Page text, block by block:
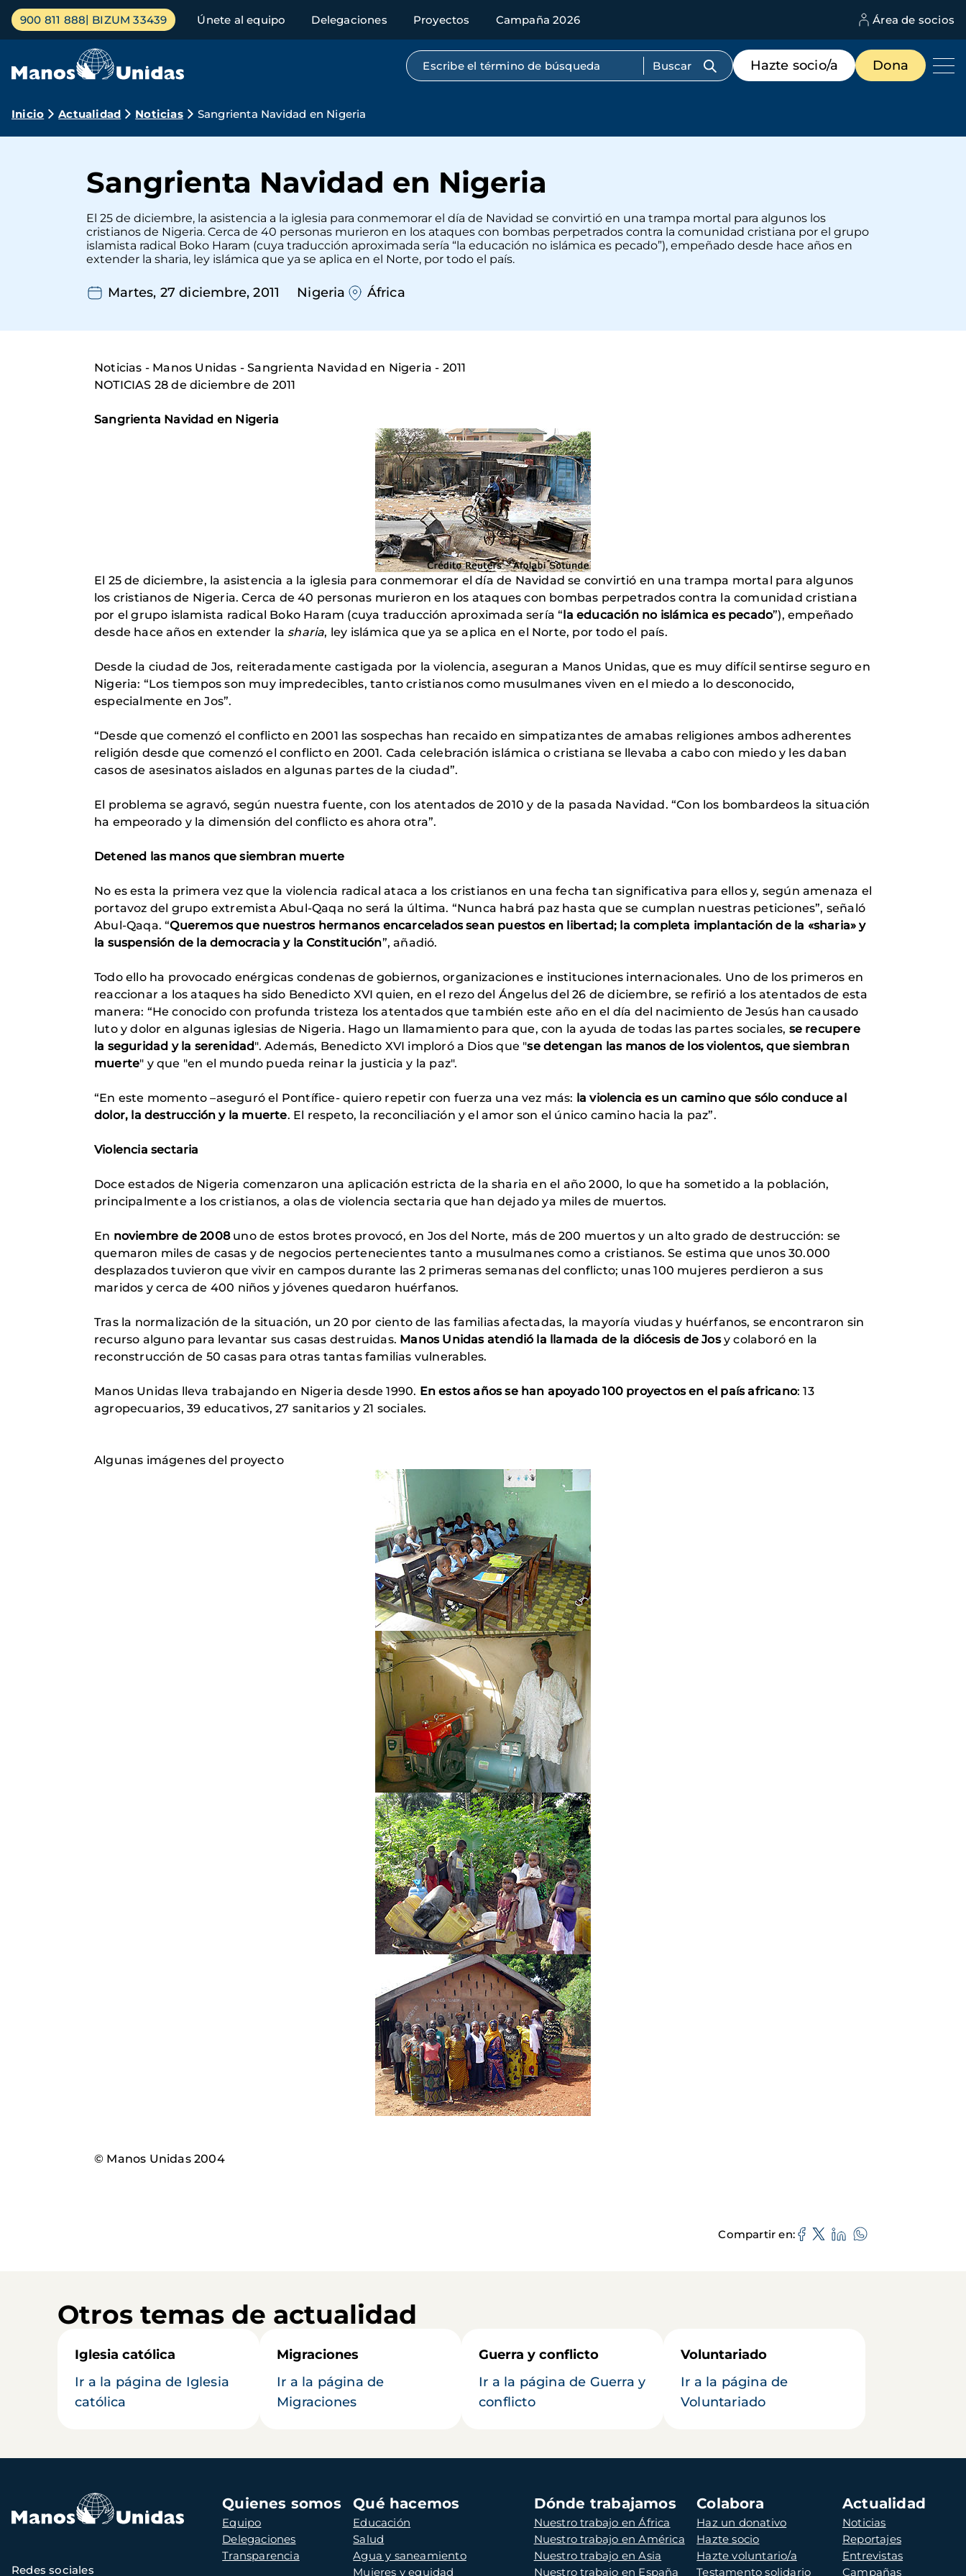
Pasar
contenido
Menú
principal
900 811 888 BIZUM 33439 Únete al equipo Delegaciones Proyectos Campaña 2026 Área de socios
Búsqueda por texto completo
Menú
de
destacados
Hazte socio/a Dona
Ruta
navegación
Inicio Actualidad Noticias Sangrienta Navidad en Nigeria
Sangrienta Navidad en Nigeria
El 25 de diciembre, la asistencia a la iglesia para conmemorar el día de Navidad se convirtió en una trampa mortal para algunos los
cristianos de Nigeria. Cerca de 40 personas murieron en los ataques con bombas perpetrados contra la comunidad cristiana por el grupo
islamista radical Boko Haram (cuya traducción aproximada sería “la educación no islámica es pecado”), empeñado desde hace años en
extender la sharia, ley islámica que ya se aplica en el Norte, por todo el país.
Martes, 27 diciembre, 2011 Nigeria África
Noticias - Manos Unidas - Sangrienta Navidad en Nigeria - 2011
NOTICIAS 28 de diciembre de 2011
Sangrienta Navidad en Nigeria
El 25 de diciembre, la asistencia a la iglesia para conmemorar el día de Navidad se convirtió en una trampa mortal para algunos
los cristianos de Nigeria. Cerca de 40 personas murieron en los ataques con bombas perpetrados contra la comunidad cristiana
por el grupo islamista radical Boko Haram (cuya traducción aproximada sería “la educación no islámica es pecado”), empeñado
desde hace años en extender la sharia, ley islámica que ya se aplica en el Norte, por todo el país.
Desde la ciudad de Jos, reiteradamente castigada por la violencia, aseguran a Manos Unidas, que es muy difícil sentirse seguro en
Nigeria: “Los tiempos son muy impredecibles, tanto cristianos como musulmanes viven en el miedo a lo desconocido,
especialmente en Jos”.
“Desde que comenzó el conflicto en 2001 las sospechas han recaido en simpatizantes de amabas religiones ambos adherentes
religión desde que comenzó el conflicto en 2001. Cada celebración islámica o cristiana se llevaba a cabo con miedo y les daban
casos de asesinatos aislados en algunas partes de la ciudad”.
El problema se agravó, según nuestra fuente, con los atentados de 2010 y de la pasada Navidad. “Con los bombardeos la situación
ha empeorado y la dimensión del conflicto es ahora otra”.
Detened las manos que siembran muerte
No es esta la primera vez que la violencia radical ataca a los cristianos en una fecha tan significativa para ellos y, según amenaza el
portavoz del grupo extremista Abul-Qaqa no será la última. “Nunca habrá paz hasta que se cumplan nuestras peticiones”, señaló
Abul-Qaqa. “Queremos que nuestros hermanos encarcelados sean puestos en libertad; la completa implantación de la «sharia» y
la suspensión de la democracia y la Constitución”, añadió.
Todo ello ha provocado enérgicas condenas de gobiernos, organizaciones e instituciones internacionales. Uno de los primeros en
reaccionar a los ataques ha sido Benedicto XVI quien, en el rezo del Ángelus del 26 de diciembre, se refirió a los atentados de esta
manera: “He conocido con profunda tristeza los atentados que también este año en el día del nacimiento de Jesús han causado
luto y dolor en algunas iglesias de Nigeria. Hago un llamamiento para que, con la ayuda de todas las partes sociales, se recupere
la seguridad y la serenidad". Además, Benedicto XVI imploró a Dios que "se detengan las manos de los violentos, que siembran
muerte" y que "en el mundo pueda reinar la justicia y la paz".
“En este momento –aseguró el Pontífice- quiero repetir con fuerza una vez más: la violencia es un camino que sólo conduce al
dolor, la destrucción y la muerte. El respeto, la reconciliación y el amor son el único camino hacia la paz”.
Violencia sectaria
Doce estados de Nigeria comenzaron una aplicación estricta de la sharia en el año 2000, lo que ha sometido a la población,
principalmente a los cristianos, a olas de violencia sectaria que han dejado ya miles de muertos.
En noviembre de 2008uno de estos brotes provocó, en Jos del Norte, más de 200 muertos y un alto grado de destrucción: se
quemaron miles de casas y de negocios pertenecientes tanto a musulmanes como a cristianos. Se estima que unos 30.000
desplazados tuvieron que vivir en campos durante las 2 primeras semanas del conflicto; unas 100 mujeres perdieron a sus
maridos y cerca de 400 niños y jóvenes quedaron huérfanos.
Tras la normalización de la situación, un 20 por ciento de las familias afectadas, la mayoría viudas y huérfanos, se encontraron sin
recurso alguno para levantar sus casas destruidas. Manos Unidas atendió la llamada de la diócesis de Josy colaboró en la
reconstrucción de 50 casas para otras tantas familias vulnerables.
Manos Unidas lleva trabajando en Nigeria desde 1990. En estos años se han apoyado 100 proyectos en el país africano: 13
agropecuarios, 39 educativos, 27 sanitarios y 21 sociales.
Algunas imágenes del proyecto
© Manos Unidas 2004
Compartir en
Otros temas de actualidad
Iglesia católica
Ir a la página de Iglesia
católica
Migraciones
Ir a la página de
Migraciones
Guerra y conflicto
Ir a la página de Guerra y
conflicto
Voluntariado
Ir a la página de
Voluntariado
Navegación
principal
Quienes somos
Equipo
Delegaciones
Transparencia
Qué hacemos
Educación
Salud
Agua y saneamiento
Mujeres y equidad
Dónde trabajamos
Nuestro trabajo en África
Nuestro trabajo en América
Nuestro trabajo en Asia
Nuestro trabajo en España
Colabora
Haz un donativo
Hazte socio
Hazte voluntario/a
Testamento solidario
Actualidad
Noticias
Reportajes
Entrevistas
Campañas
Redes sociales